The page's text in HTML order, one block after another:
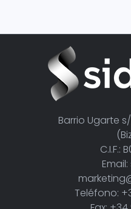
Barrio Ugarte
C.I.F.:
Teléfono: